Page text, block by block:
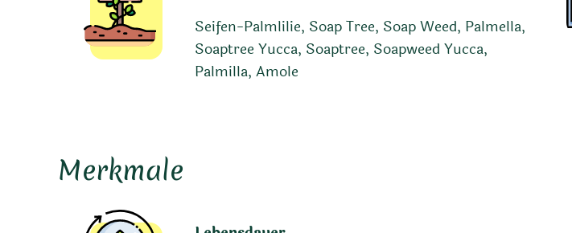
Seifen-Palmlilie, Soap Tree, Soap Weed, Palmella,
Soaptree Yucca, Soaptree, Soapweed Yucca,
Palmilla, Amole
Merkmale